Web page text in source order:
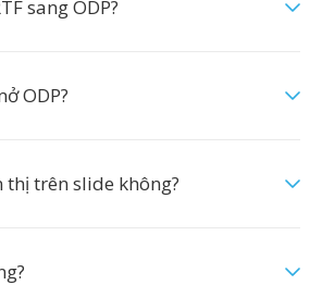
sang ODP?
ODP?
trên slide không?